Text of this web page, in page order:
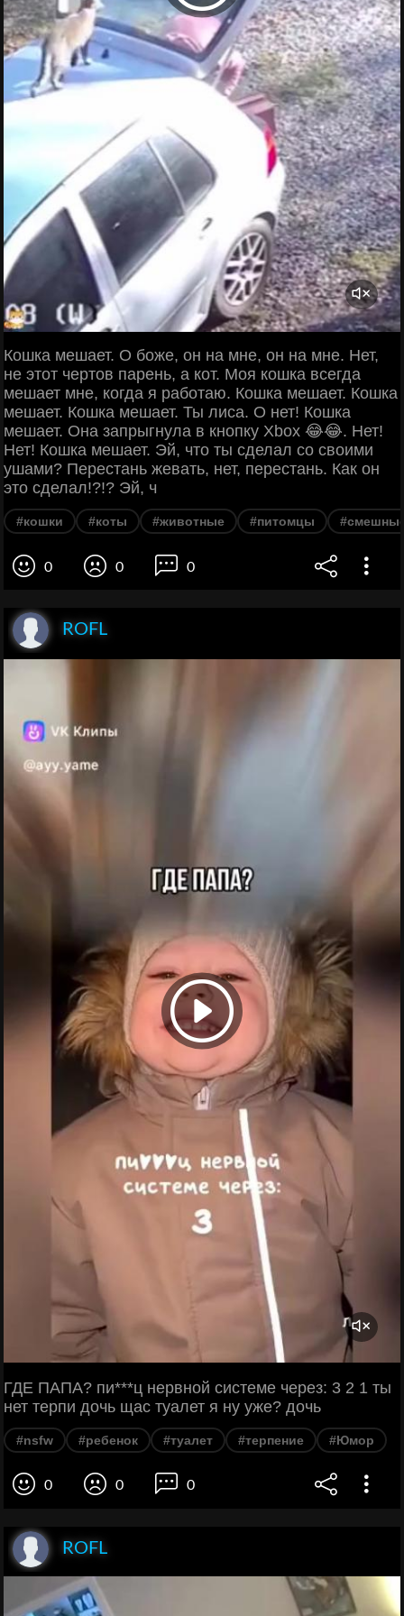
Кошка мешает. О боже, он на мне, он на мне. Нет,
не этот чертов парень, а кот. Моя кошка всегда
мешает мне, когда я работаю. Кошка мешает. Кошка
мешает. Кошка мешает. Ты лиса. О нет! Кошка
мешает. Она запрыгнула в кнопку Xbox 😂😂. Нет!
Нет! Кошка мешает. Эй, что ты сделал со своими
ушами? Перестань жевать, нет, перестань. Как он
это сделал!?!? Эй, ч
#кошки #коты #животные #питомцы
0 0 0
ROFL
ГДЕ ПАПА? пи***ц нервной системе через: 3 2 1 ты
нет терпи дочь щас туалет я ну уже? дочь
#nsfw #ребенок #туалет #терпение #Юмор
0 0 0
ROFL